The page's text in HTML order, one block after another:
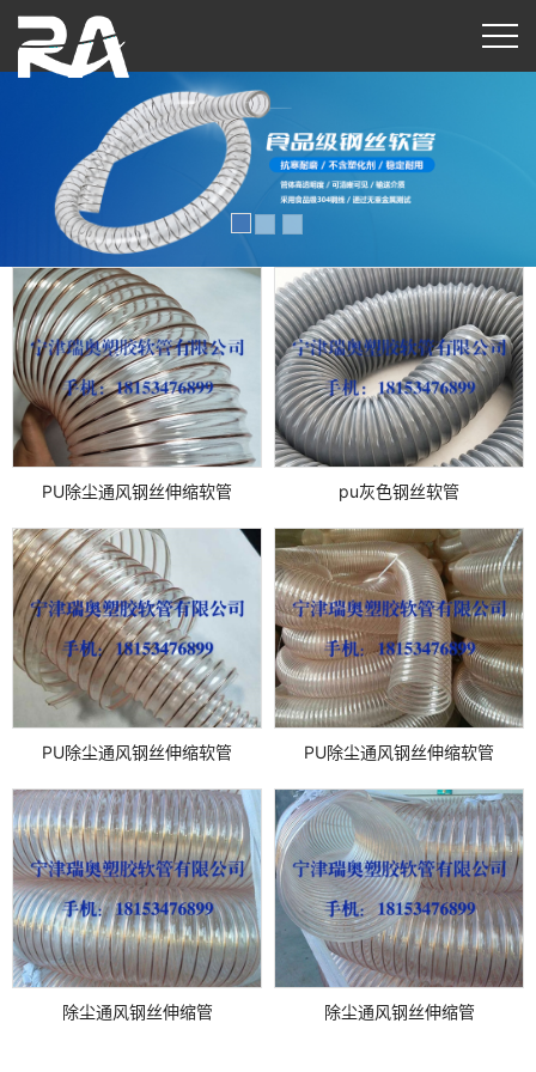
PU除尘通风钢丝伸缩软管 pu灰色钢丝软管
PU除尘通风钢丝伸缩软管 PU除尘通风钢丝伸缩软管
除尘通风钢丝伸缩管 除尘通风钢丝伸缩管